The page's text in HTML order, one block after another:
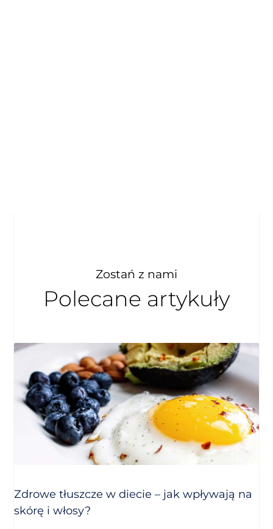
Zostań z nami
Polecane artykuły
Zdrowe tłuszcze w diecie – jak wpływają na
skórę i włosy?